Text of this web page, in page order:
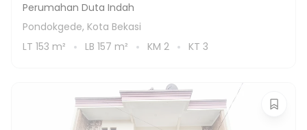
Perumahan Duta Indah
Pondokgede, Kota Bekasi
LT 153 m² LB 157 m² KM 2 KT 3